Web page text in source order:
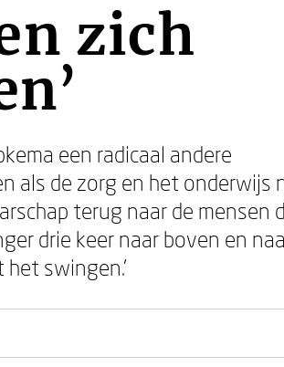
zich
een radicaal andere
als de zorg en het onderwijs
terug naar de mensen
drie keer naar boven en
swingen.’